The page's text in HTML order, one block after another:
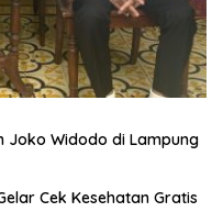
Joko Widodo di Lampung
Cek Kesehatan Gratis